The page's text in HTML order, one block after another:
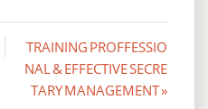
TRAINING PROFFESSIO
NAL & EFFECTIVE SECRE
TARY MANAGEMENT »